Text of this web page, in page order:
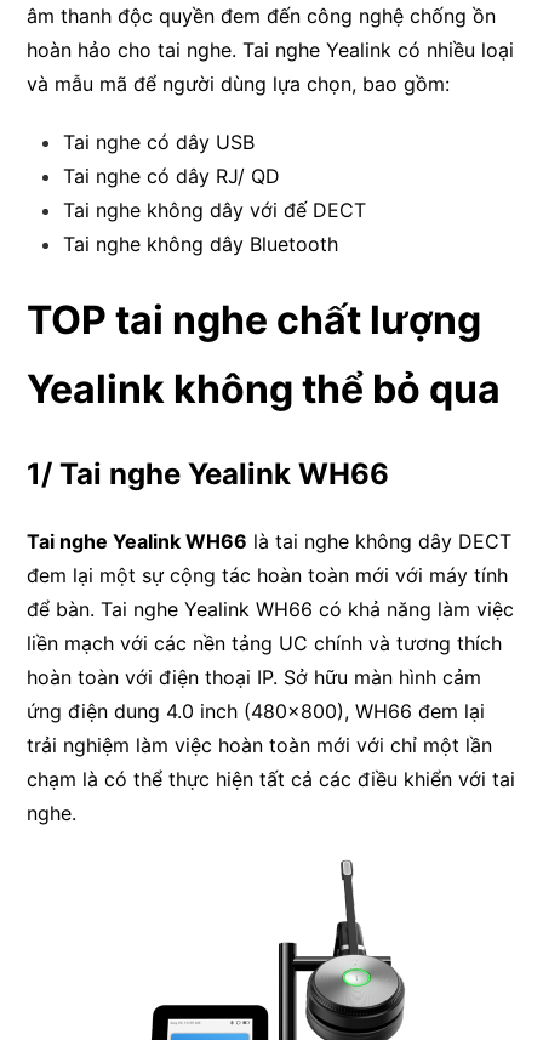
âm thanh độc quyền đem đến công nghệ chống ồn
hoàn hảo cho tai nghe. Tai nghe Yealink có nhiều loại
và mẫu mã để người dùng lựa chọn, bao gồm:
Tai nghe có dây USB
Tai nghe có dây RJ/ QD
Tai nghe không dây với đế DECT
Tai nghe không dây Bluetooth
TOP tai nghe chất lượng
Yealink không thể bỏ qua
1/ Tai nghe Yealink WH66
Tai nghe Yealink WH66 là tai nghe không dây DECT
đem lại một sự cộng tác hoàn toàn mới với máy tính
để bàn. Tai nghe Yealink WH66 có khả năng làm việc
liền mạch với các nền tảng UC chính và tương thích
hoàn toàn với điện thoại IP. Sở hữu màn hình cảm
ứng điện dung 4.0 inch (480×800), WH66 đem lại
trải nghiệm làm việc hoàn toàn mới với chỉ một lần
chạm là có thể thực hiện tất cả các điều khiển với tai
nghe.